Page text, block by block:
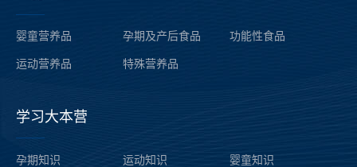
——
婴童营养品 孕期及产后食品 功能性食品
运动营养品 特殊营养品
学习大本营
——
孕期知识 运动知识 婴童知识